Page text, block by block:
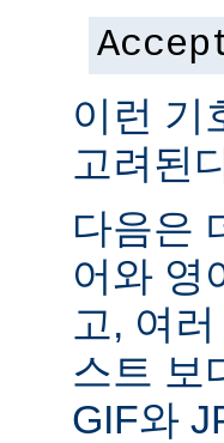
이런 기
고려된
다음은
어와 영
고, 여
스트 보
GIF와